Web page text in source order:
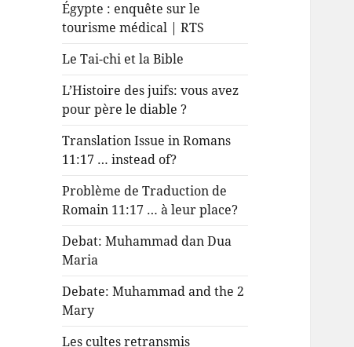
Égypte : enquête sur le
tourisme médical | RTS
Le Tai-chi et la Bible
L’Histoire des juifs: vous avez
pour père le diable ?
Translation Issue in Romans
11:17 … instead of?
Problème de Traduction de
Romain 11:17 … à leur place?
Debat: Muhammad dan Dua
Maria
Debate: Muhammad and the 2
Mary
Les cultes retransmis